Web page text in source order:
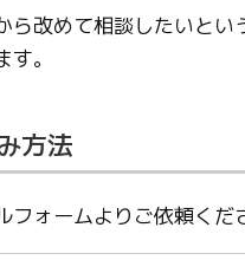
ら改めて相談したいと
。
方法
フォームよりご依頼くだ